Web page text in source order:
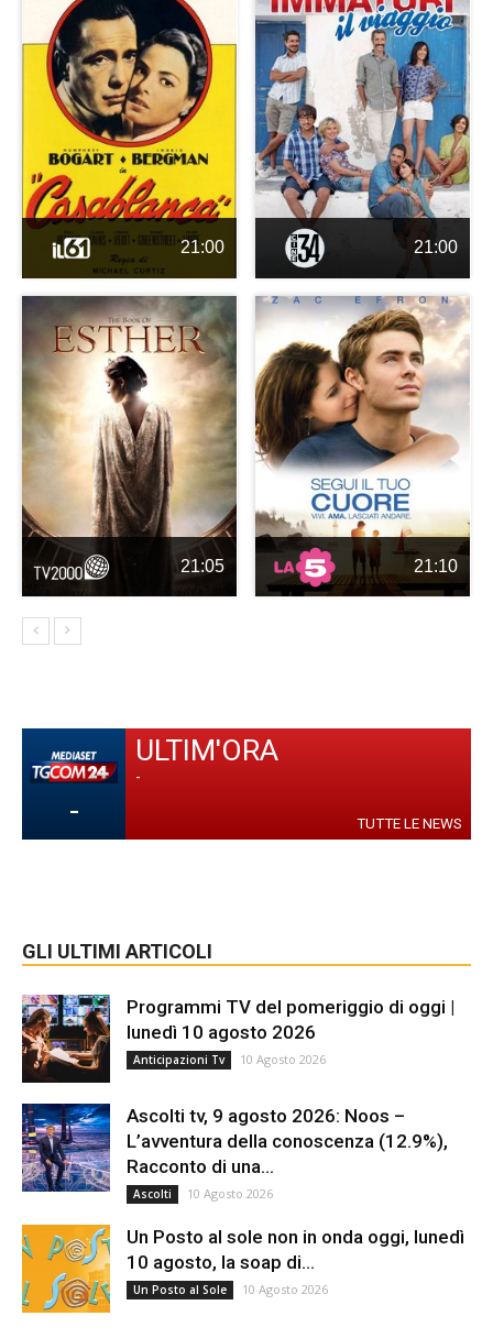
21:00 21:00
21:05 21:10
-
ULTIM'ORA
-
TUTTE LE NEWS
GLI ULTIMI ARTICOLI
Programmi TV del pomeriggio di oggi |
lunedì 10 agosto 2026
Anticipazioni Tv 10 Agosto 2026
Ascolti tv, 9 agosto 2026: Noos –
L’avventura della conoscenza (12.9%),
Racconto di una...
Ascolti 10 Agosto 2026
Un Posto al sole non in onda oggi, lunedì
10 agosto, la soap di...
Un Posto al Sole 10 Agosto 2026